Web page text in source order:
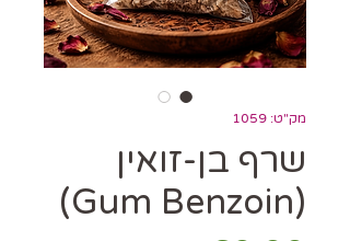
מק"ט: 1059
שרף בן-זואין
(Gum Benzoin)